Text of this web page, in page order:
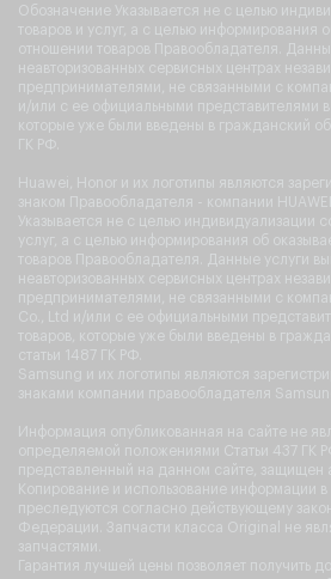
Обозначение Указывается не с целью
товаров и услуг, а с целью информирования
отношении товаров Правообладателя.
неавторизованных сервисных центрах
предпринимателями, не связанными с
и/или с ее официальными представителями в
которые уже были введены в гражданский
ГК РФ.
Huawei, Honor и их логотипы являются
знаком Правообладателя - компании
Указывается не с целью индивидуализации
услуг, а с целью информирования об
товаров Правообладателя. Данные услуги
неавторизованных сервисных центрах
предпринимателями, не связанными с
Co., Ltd и/или с ее официальными
товаров, которые уже были введены в
статьи 1487 ГК РФ.
Samsung и их логотипы являются
знаками компании правообладателя
Информация опубликованная на сайте не
определяемой положениями Статьи 437 ГК
представленный на данном сайте, защищен
Копирование и использование информации
преследуются согласно действующему
Федерации. Запчасти класса Original не
запчастями.
Гарантия лучшей цены позволяет получить